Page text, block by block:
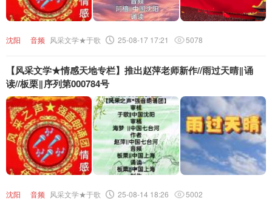
沈阳 音频 风采文学★于歌 25-08-17 17:21 5078
【风采文学★情感天地专栏】推出赵萍老师新作//雨过天晴‖诵
读//板栗‖序列第000784号
沈阳 音频 风采文学★于歌 25-08-14 18:26 5002